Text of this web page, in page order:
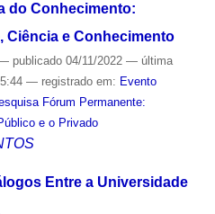
do Conhecimento:
Ciência e Conhecimento
publicado04/11/2022 — última
— registrado em: Evento
Fórum Permanente:
e o Privado
Entre a Universidade